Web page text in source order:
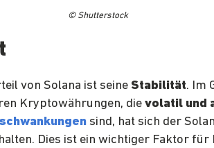
© Shutterstock
von Solana ist seine Stabilität. Im
Kryptowährungen, die volatil und
sind, hat sich der
Dies ist ein wichtiger Faktor für